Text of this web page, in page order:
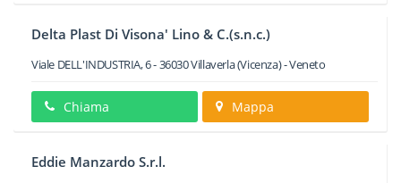
Delta Plast Di Visona' Lino & C.(s.n.c.)
Viale DELL'INDUSTRIA, 6-36030Villaverla(Vicenza) -Veneto
Chiama Mappa
Eddie Manzardo S.r.l.